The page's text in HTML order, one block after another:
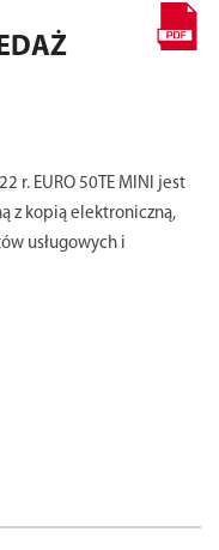
r. EURO 50TE MINI jest
z kopią elektroniczną,
usługowych i